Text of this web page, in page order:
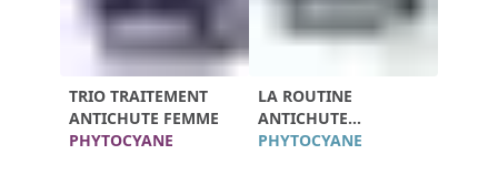
TRIO TRAITEMENT
ANTICHUTE FEMME
PHYTOCYANE
LA ROUTINE
ANTICHUTE
PROGRESSIVE HOMME
PHYTOCYANE